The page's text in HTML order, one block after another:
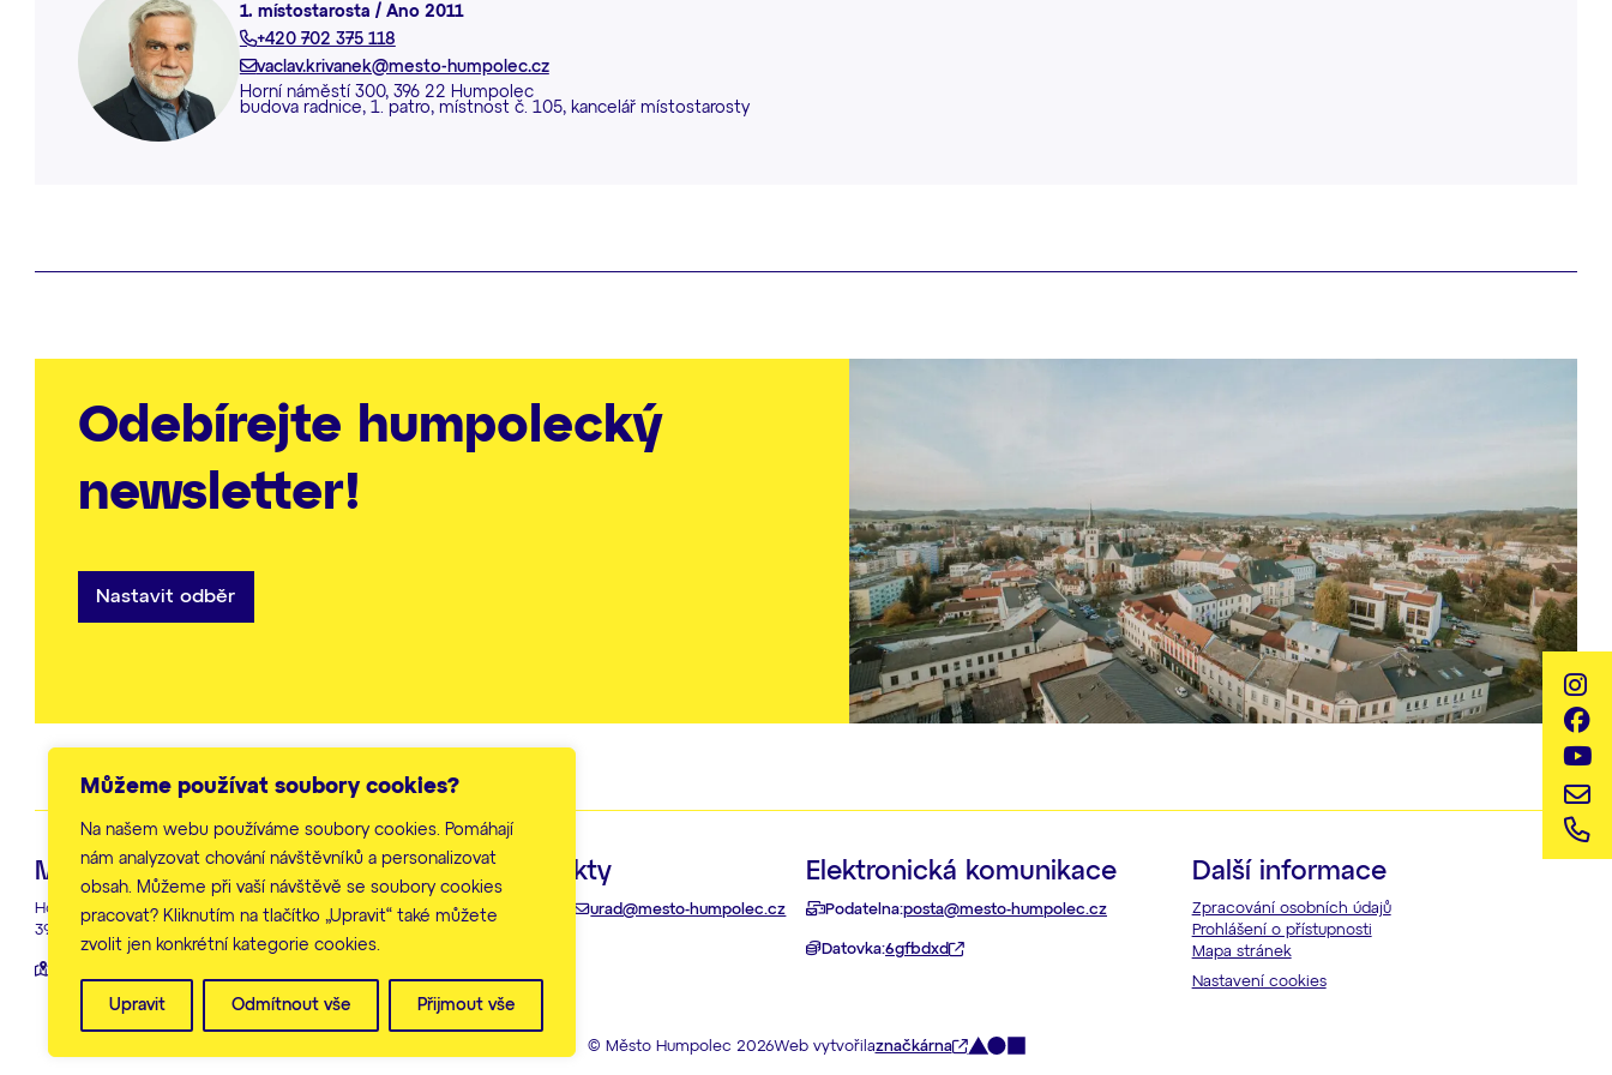
Můžeme používat soubory cookies?
Na našem webu používáme soubory cookies. Pomáhají
nám analyzovat chování návštěvníků a personalizovat
obsah. Můžeme při vaší návštěvě se soubory cookies
pracovat? Kliknutím na tlačítko „Upravit“ také můžete
zvolit jen konkrétní kategorie cookies.
Upravit Odmítnout vše Přijmout vše
1. místostarosta / Ano 2011
+420 702 375 118
vaclav.krivanek@mesto-humpolec.cz
Horní náměstí 300, 396 22 Humpolec
budova radnice, 1. patro, místnost č. 105, kancelář místostarosty
Odebírejte humpolecký
newsletter!
Nastavit odběr
Městský úřad Humpolec
Horní náměstí 300
396 22 Humpolec
Hlavní kontakty
+420 565 518 111 urad@mesto-humpolec.cz
Elektronická komunikace
Podatelna:posta@mesto-humpolec.cz
Datovka:6gfbdxd
Další informace
Zpracování osobních údajů
Prohlášení o přístupnosti
Mapa stránek
Nastavení cookies
© Město Humpolec 2026Web vytvořilaznačkárna